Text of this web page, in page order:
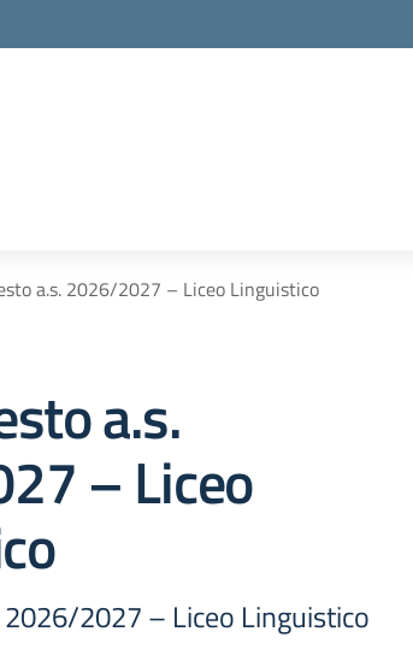
a.s. 2026/2027 – Liceo Linguistico
a.s.
– Liceo
2027 – Liceo Linguistico